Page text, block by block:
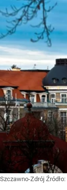
Szczawno-Zdrój Źródło: